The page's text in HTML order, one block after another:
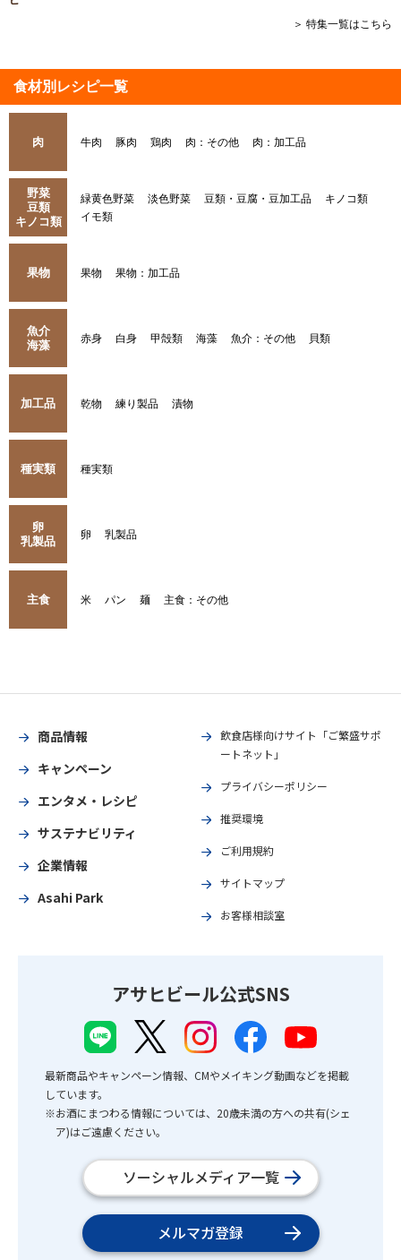
＞ 特集一覧はこちら
食材別レシピ一覧
肉 牛肉 豚肉 鶏肉 肉：その他 肉：加工品
野菜
豆類
キノコ類
緑黄色野菜 淡色野菜 豆類・豆腐・豆加工品
キノコ類
イモ類
果物 果物 果物：加工品
魚介
海藻
赤身 白身 甲殻類 海藻 魚介：その他 貝類
加工品 乾物 練り製品 漬物
種実類 種実類
卵
乳製品
卵 乳製品
主食 米 パン 麺 主食：その他
商品情報
キャンペーン
エンタメ・レシピ
サステナビリティ
企業情報
Asahi Park
飲食店様向けサイト「ご繁盛サポ
ートネット」
プライバシーポリシー
推奨環境
ご利用規約
サイトマップ
お客様相談室
アサヒビール公式SNS
最新商品やキャンペーン情報、CMやメイキング動画などを掲載
しています。
※お酒にまつわる情報については、20歳未満の方への共有(シェ
ア)はご遠慮ください。
ソーシャルメディア一覧
メルマガ登録